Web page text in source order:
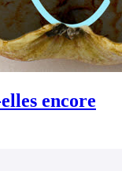
encore